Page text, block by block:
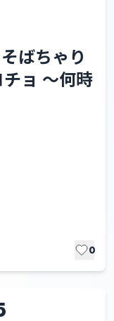
ばちゃり
ョ ～何時
0